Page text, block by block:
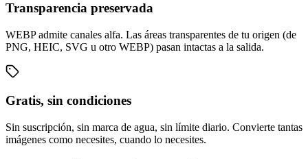
Transparencia preservada
WEBP admite canales alfa. Las áreas transparentes de tu origen (de
PNG, HEIC, SVG u otro WEBP) pasan intactas a la salida.
Gratis, sin condiciones
Sin suscripción, sin marca de agua, sin límite diario. Convierte tantas
imágenes como necesites, cuando lo necesites.